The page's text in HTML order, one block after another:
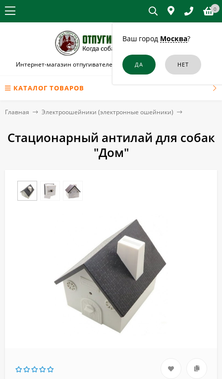
Ваш город Москва?
0
Интернет-магазин отпугивателей собак и кошек в Архангельске
КАТАЛОГ ТОВАРОВ
Главная Электроошейники (электронные ошейники)
Стационарный антилай для собак
"Дом"